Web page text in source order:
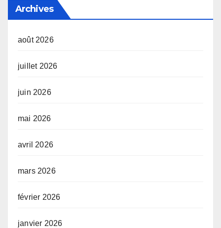
Archives
août 2026
juillet 2026
juin 2026
mai 2026
avril 2026
mars 2026
février 2026
janvier 2026